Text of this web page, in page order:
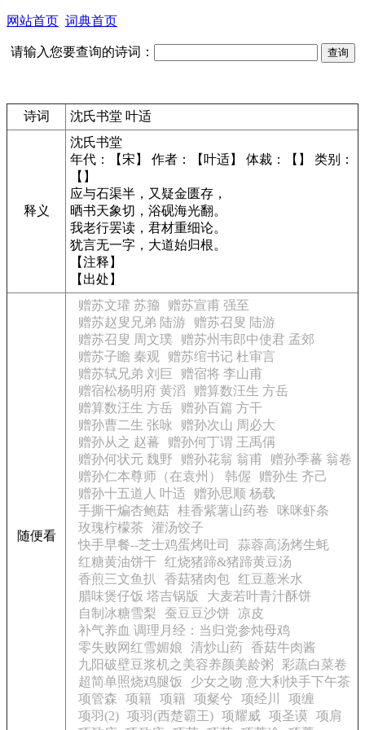
网站首页 词典首页
请输入您要查询的诗词：
诗词 沈氏书堂 叶适
释义
沈氏书堂
年代：【宋】 作者：【叶适】 体裁：【】 类别：
【】
应与石渠半，又疑金匮存，
晒书天象切，浴砚海光翻。
我老行罢读，君材重细论。
犹言无一字，大道始归根。
【注释】
【出处】
随便看
赠苏文瓘 苏籀
赠苏宣甫 强至
赠苏赵叟兄弟 陆游
赠苏召叟 陆游
赠苏召叟 周文璞
赠苏州韦郎中使君 孟郊
赠苏子瞻 秦观
赠苏绾书记 杜审言
赠苏轼兄弟 刘巨
赠宿将 李山甫
赠宿松杨明府 黄滔
赠算数汪生 方岳
赠算数汪生 方岳
赠孙百篇 方干
赠孙曹二生 张咏
赠孙次山 周必大
赠孙从之 赵蕃
赠孙何丁谓 王禹偁
赠孙何状元 魏野
赠孙花翁 翁甫
赠孙季蕃 翁卷
赠孙仁本尊师（在袁州） 韩偓
赠孙生 齐己
赠孙十五道人 叶适
赠孙思顺 杨载
手撕干煸杏鲍菇
桂香紫薯山药卷
咪咪虾条
玫瑰柠檬茶
灌汤饺子
快手早餐--芝士鸡蛋烤吐司
蒜蓉高汤烤生蚝
红糖黄油饼干 红烧猪蹄&猪蹄黄豆汤
香煎三文鱼扒
香菇猪肉包 红豆薏米水
腊味煲仔饭 塔吉锅版
大麦若叶青汁酥饼
自制冰糖雪梨
蚕豆豆沙饼
凉皮
补气养血 调理月经：当归党参炖母鸡
零失败网红雪媚娘
清炒山药 香菇牛肉酱
九阳破壁豆浆机之美容养颜美龄粥
彩蔬白菜卷
超简单照烧鸡腿饭
少女之吻 意大利快手下午茶
项管森
项籍 项籍 项粲兮 项经川
项缠
项羽(2) 项羽(西楚霸王) 项耀威 项圣谟 项肩